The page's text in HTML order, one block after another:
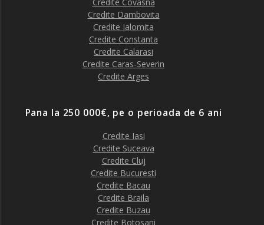
Credite Dambovita
Credite Ialomita
Credite Constanta
Credite Calarasi
Credite Caras-Severin
Credite Arges
Pana la 250 000€, pe o perioada de 6 ani
Credite Iasi
Credite Suceava
Credite Cluj
Credite Bucuresti
Credite Bacau
Credite Braila
Credite Buzau
Credite Botosani